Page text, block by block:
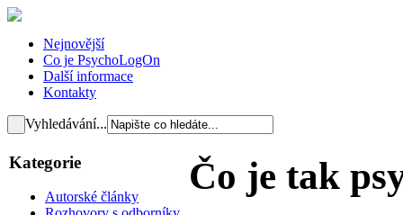
Nejnovější
Co je PsychoLogOn
Další informace
Kontakty
Vyhledávání...
Kategorie
Autorské články
Čo je tak